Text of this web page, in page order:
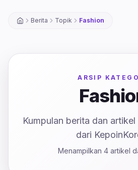
Berita Topik Fashion
ARSIP
Kumpulan berita dan
dari
Menampilkan 4 artikel